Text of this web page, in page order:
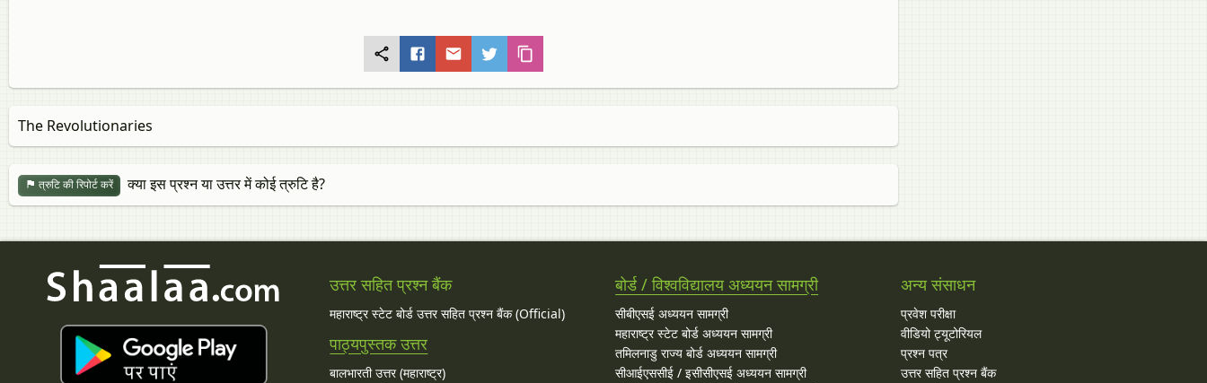
The Revolutionaries
त्रुटि की रिपोर्ट करें क्या इस प्रश्न या उत्तर में कोई त्रुटि है?
उत्तर सहित प्रश्न बैंक
महाराष्ट्र स्टेट बोर्ड उत्तर सहित प्रश्न बैंक (Official)
पाठ्यपुस्तक उत्तर
बालभारती उत्तर (महाराष्ट्र)
बोर्ड / विश्वविद्यालय अध्ययन सामग्री
सीबीएसई अध्ययन सामग्री
महाराष्ट्र स्टेट बोर्ड अध्ययन सामग्री
तमिलनाडु राज्य बोर्ड अध्ययन सामग्री
सीआईएससीई / इसीसीएसई अध्ययन सामग्री
अन्य संसाधन
प्रवेश परीक्षा
वीडियो ट्यूटोरियल
प्रश्न पत्र
उत्तर सहित प्रश्न बैंक